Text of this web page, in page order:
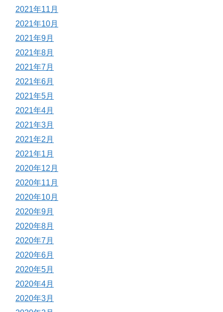
2021年11月
2021年10月
2021年9月
2021年8月
2021年7月
2021年6月
2021年5月
2021年4月
2021年3月
2021年2月
2021年1月
2020年12月
2020年11月
2020年10月
2020年9月
2020年8月
2020年7月
2020年6月
2020年5月
2020年4月
2020年3月